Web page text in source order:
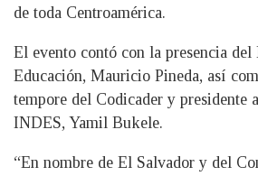
de toda Centroamérica.
El evento contó con la presencia
Educación, Mauricio Pineda, así
tempore del Codicader y presidente
INDES, Yamil Bukele.
“En nombre de El Salvador y del